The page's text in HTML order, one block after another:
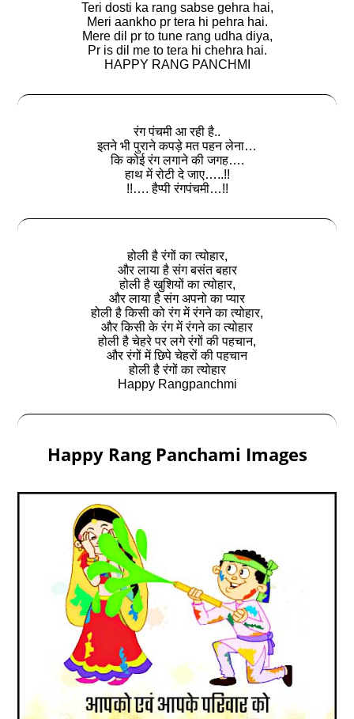
Teri dosti ka rang sabse gehra hai,
Meri aankho pr tera hi pehra hai.
Mere dil pr to tune rang udha diya,
Pr is dil me to tera hi chehra hai.
HAPPY RANG PANCHMI
रंग पंचमी आ रही है..
इतने भी पुराने कपड़े मत पहन लेना…
कि कोई रंग लगाने की जगह….
हाथ में रोटी दे जाए…..!!
!!…. हैप्पी रंगपंचमी…!!
होली है रंगों का त्योहार,
और लाया है संग बसंत बहार
होली है खुशियों का त्योहार,
और लाया है संग अपनो का प्यार
होली है किसी को रंग में रंगने का त्योहार,
और किसी के रंग में रंगने का त्योहार
होली है चेहरे पर लगे रंगों की पहचान,
और रंगों में छिपे चेहरों की पहचान
होली है रंगों का त्योहार
Happy Rangpanchmi
Happy Rang Panchami Images